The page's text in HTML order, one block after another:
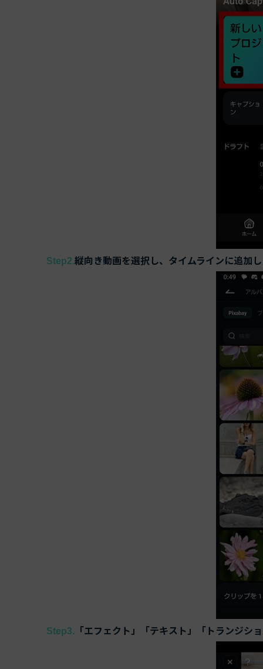
Step2.縦向き動画を選択し、タイムラインに追加
Step3. 「エフェクト」「テキスト」「トランジシ